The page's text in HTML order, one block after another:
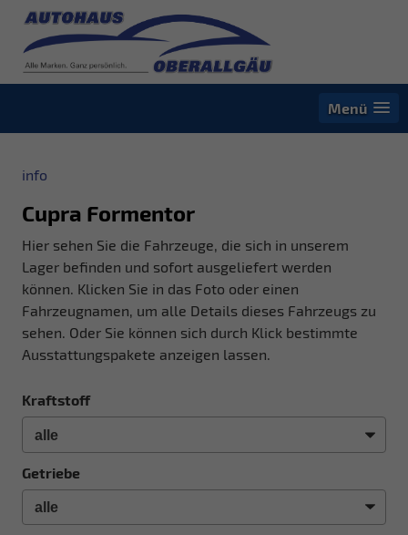
Menü
info
Cupra Formentor
Hier sehen Sie die Fahrzeuge, die sich in unserem
Lager befinden und sofort ausgeliefert werden
können. Klicken Sie in das Foto oder einen
Fahrzeugnamen, um alle Details dieses Fahrzeugs zu
sehen. Oder Sie können sich durch Klick bestimmte
Ausstattungspakete anzeigen lassen.
Kraftstoff
Getriebe